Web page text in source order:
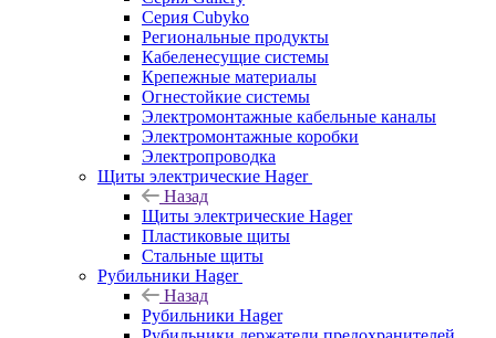
Серия Cubyko
Региональные продукты
Кабеленесущие системы
Крепежные материалы
Огнестойкие системы
Электромонтажные кабельные каналы
Электромонтажные коробки
Электропроводка
Щиты электрические Hager
Назад
Щиты электрические Hager
Пластиковые щиты
Стальные щиты
Рубильники Hager
Назад
Рубильники Hager